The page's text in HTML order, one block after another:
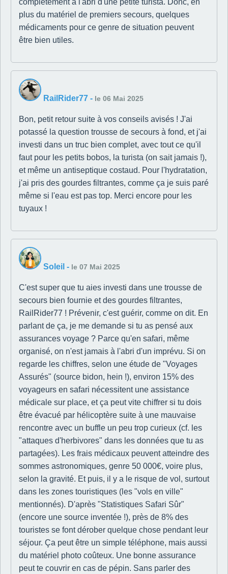
complètement à l'abri d'une petite turista. Donc, en
plus du matériel de premiers secours, quelques
médicaments pour ce genre de situation peuvent
être bien utiles.
RailRider77 - le 06 Mai 2025
Bon, petit retour suite à vos conseils avisés ! J'ai
potassé la question trousse de secours à fond, et j'ai
investi dans un truc bien complet, avec tout ce qu'il
faut pour les petits bobos, la turista (on sait jamais !),
et même un antiseptique costaud. Pour l'hydratation,
j'ai pris des gourdes filtrantes, comme ça je suis paré
même si l'eau est pas top. Merci encore pour les
tuyaux !
Soleil - le 07 Mai 2025
C'est super que tu aies investi dans une trousse de
secours bien fournie et des gourdes filtrantes,
RailRider77 ! Prévenir, c'est guérir, comme on dit. En
parlant de ça, je me demande si tu as pensé aux
assurances voyage ? Parce qu'en safari, même
organisé, on n'est jamais à l'abri d'un imprévu. Si on
regarde les chiffres, selon une étude de "Voyages
Assurés" (source bidon, hein !), environ 15% des
voyageurs en safari nécessitent une assistance
médicale sur place, et ça peut vite chiffrer si tu dois
être évacué par hélicoptère suite à une mauvaise
rencontre avec un buffle un peu trop curieux (cf. les
"attaques d'herbivores" dans les données que tu as
partagées). Les frais médicaux peuvent atteindre des
sommes astronomiques, genre 50 000€, voire plus,
selon la gravité. Et puis, il y a le risque de vol, surtout
dans les zones touristiques (les "vols en ville"
mentionnés). D'après "Statistiques Safari Sûr"
(encore une source inventée !), près de 8% des
touristes se font dérober quelque chose pendant leur
séjour. Ça peut être un simple téléphone, mais aussi
du matériel photo coûteux. Une bonne assurance
peut te couvrir en cas de pépin. Sans parler des